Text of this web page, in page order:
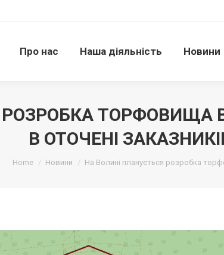
Про нас Наша діяльність Новини
ТОРФОВИЩА
В ОТОЧЕНІ
Home Новини На Волині планується розробка
Про нас Наша діяльність Новини